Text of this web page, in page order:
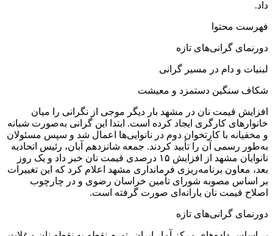
داد.
فهرست محتوا
دورنمای گرانی‌های تازه
لبنیات و دام در مسیر گرانی
شکاف سنگین دستمزد و معیشت
افزایش قیمت نان در مشهد بار دیگر موجی از نگرانی را میان
خانوارهای کارگری ایجاد کرده است. ابتدا این گرانی به‌صورت شبانه
و مخفیانه با کارتخوان دوم در نانوایی‌ها اعمال شد و سپس مسئولان
به‌طور رسمی آن را تأیید کردند. جمعه شانزدهم آبان، رئیس اتحادیه
نانوایان مشهد از افزایش ۱۵ درصدی قیمت نان خبر داد و یک روز
بعد، معاون برنامه‌ریزی فرمانداری مشهد اعلام کرد که این تغییرات
بر اساس مصوبه شورای تأمین خراسان رضوی و در چارچوب
اصلاح قیمت نان یارانه‌ای صورت گرفته است.
دورنمای گرانی‌های تازه